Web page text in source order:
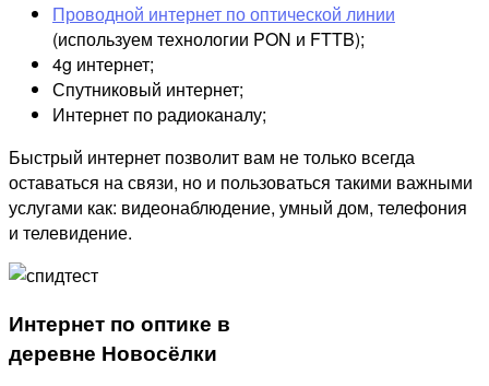
Проводной интернет по оптической линии
(используем технологии PON и FTTB);
4g интернет;
Спутниковый интернет;
Интернет по радиоканалу;
Быстрый интернет позволит вам не только всегда
оставаться на связи, но и пользоваться такими важными
услугами как: видеонаблюдение, умный дом, телефония
и телевидение.
Интернет по оптике в
деревне Новосёлки